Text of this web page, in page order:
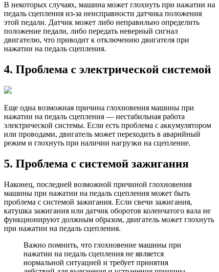
В некоторых случаях, машина может глохнуть при нажатии на
педаль сцепления из-за неисправности датчика положения
этой педали. Датчик может либо неправильно определить
положение педали, либо передать неверный сигнал
двигателю, что приводит к отключению двигателя при
нажатии на педаль сцепления.
4. Проблема с электрической системой
Еще одна возможная причина глохновения машины при
нажатии на педаль сцепления — нестабильная работа
электрической системы. Если есть проблема с аккумулятором
или проводами, двигатель может переходить в аварийный
режим и глохнуть при наличии нагрузки на сцепление.
5. Проблема с системой зажигания
Наконец, последней возможной причиной глохновения
машины при нажатии на педаль сцепления может быть
проблема с системой зажигания. Если свечи зажигания,
катушка зажигания или датчик оборотов коленчатого вала не
функционируют должным образом, двигатель может глохнуть
при нажатии на педаль сцепления.
Важно помнить, что глохновение машины при
нажатии на педаль сцепления не является
нормальной ситуацией и требует принятия